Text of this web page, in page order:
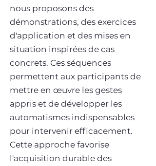
nous proposons des
démonstrations, des exercices
d'application et des mises en
situation inspirées de cas
concrets. Ces séquences
permettent aux participants de
mettre en œuvre les gestes
appris et de développer les
automatismes indispensables
pour intervenir efficacement.
Cette approche favorise
l'acquisition durable des